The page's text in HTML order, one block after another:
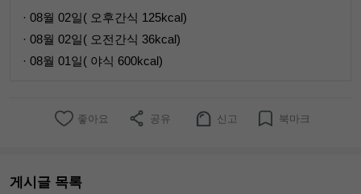
· 08월 02일( 오후간식 125kcal)
· 08월 02일( 오전간식 36kcal)
· 08월 01일( 야식 600kcal)
좋아요 공유 신고 북마크
게시글 목록